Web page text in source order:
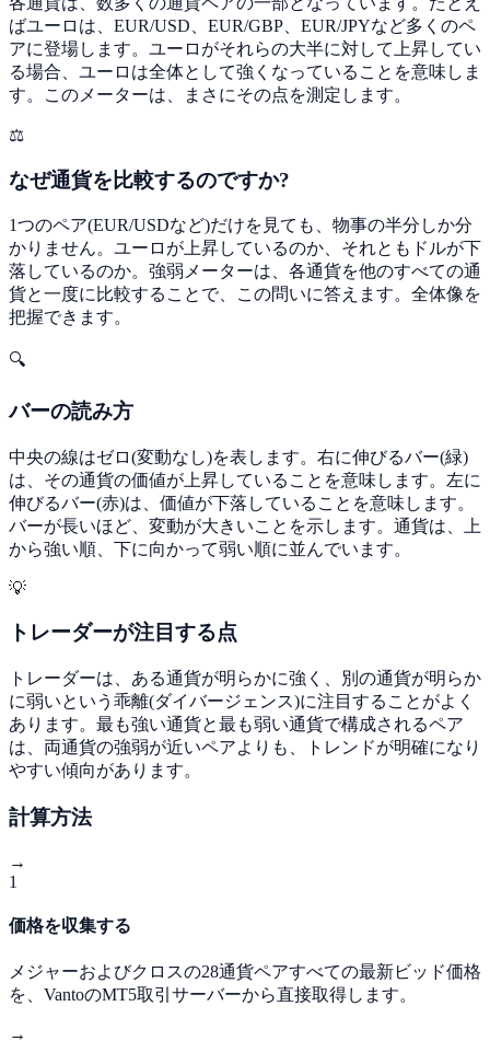
ばユーロは、EUR/USD、EUR/GBP、EUR/JPYなど多くのペ
アに登場します。ユーロがそれらの大半に対して上昇してい
る場合、ユーロは全体として強くなっていることを意味しま
す。このメーターは、まさにその点を測定します。
⚖️
なぜ通貨を比較するのですか?
1つのペア(EUR/USDなど)だけを見ても、物事の半分しか分
かりません。ユーロが上昇しているのか、それともドルが下
落しているのか。強弱メーターは、各通貨を他のすべての通
貨と一度に比較することで、この問いに答えます。全体像を
把握できます。
🔍
バーの読み方
中央の線はゼロ(変動なし)を表します。右に伸びるバー(緑)
は、その通貨の価値が上昇していることを意味します。左に
伸びるバー(赤)は、価値が下落していることを意味します。
バーが長いほど、変動が大きいことを示します。通貨は、上
から強い順、下に向かって弱い順に並んでいます。
💡
トレーダーが注目する点
トレーダーは、ある通貨が明らかに強く、別の通貨が明らか
に弱いという乖離(ダイバージェンス)に注目することがよく
あります。最も強い通貨と最も弱い通貨で構成されるペア
は、両通貨の強弱が近いペアよりも、トレンドが明確になり
やすい傾向があります。
計算方法
→
1
価格を収集する
メジャーおよびクロスの28通貨ペアすべての最新ビッド価格
を、VantoのMT5取引サーバーから直接取得します。
→